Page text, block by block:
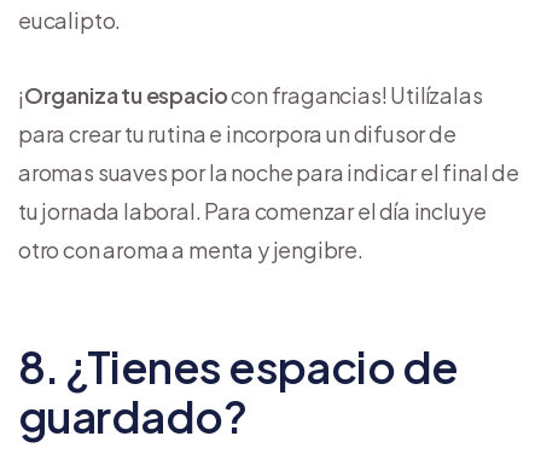
eucalipto.
¡Organiza tu espaciocon fragancias! Utilízalas
para crear tu rutina e incorpora un difusor de
aromas suaves por la noche para indicar el final de
tu jornada laboral. Para comenzar el día incluye
otro con aroma a menta y jengibre.
8. ¿Tienes espacio de
guardado?